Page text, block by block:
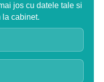
jos cu datele tale si
la cabinet.